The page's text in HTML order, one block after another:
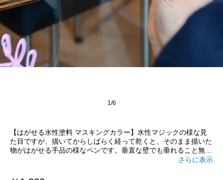
1/6
【はがせる水性塗料 マスキングカラー】水性マジックの様な見
た目ですが、描いてからしばらく経って乾くと、そのまま描いた
物がはがせる手品の様なペンです。垂直な壁でも垂れること無く
描けますが、はがした後に再びくっつける事も可能なので、いき
ありです。
さらに表示